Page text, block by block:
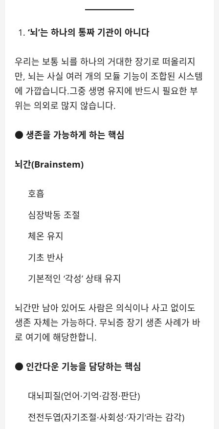
‘뇌’는 하나의 통짜 기관이 아니다
우리는 보통 뇌를 하나의 거대한 장기로 떠올리지
만, 뇌는 사실 여러 개의 모듈 기능이 조합된 시스템
에 가깝습니다.그중 생명 유지에 반드시 필요한 부
위는 의외로 많지 않습니다.
● 생존을 가능하게 하는 핵심
뇌간(Brainstem)
호흡
심장박동 조절
체온 유지
기초 반사
기본적인 ‘각성’ 상태 유지
뇌간만 남아 있어도 사람은 의식이나 사고 없이도
생존 자체는 가능하다. 무뇌증 장기 생존 사례가 바
로 여기에 해당한합니.
● 인간다운 기능을 담당하는 핵심
대뇌피질(언어·기억·감정·판단)
전전두엽(자기조절·사회성·‘자기’라는 감각)